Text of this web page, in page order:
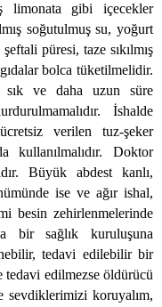
limonata gibi içecekler
soğutulmuş su, yoğurt
püresi, taze sıkılmış
bolca tüketilmelidir.
sık ve daha uzun süre
İshalde
verilen tuz-şeker
kullanılmalıdır. Doktor
Büyük abdest kanlı,
ise ve ağır ishal,
besin zehirlenmelerinde
bir sağlık kuruluşuna
tedavi edilebilir bir
tedavi edilmezse öldürücü
koruyalım,